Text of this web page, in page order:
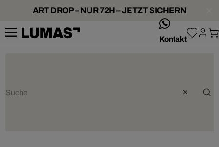
ART DROP – NUR 72H – JETZT SICHERN
Kontakt